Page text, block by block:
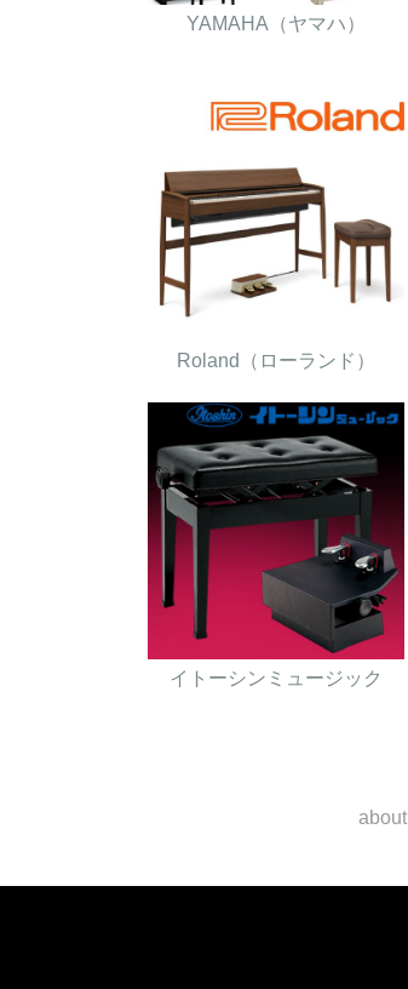
YAMAHA（ヤマハ）
Roland（ローランド）
イトーシンミュージック
about